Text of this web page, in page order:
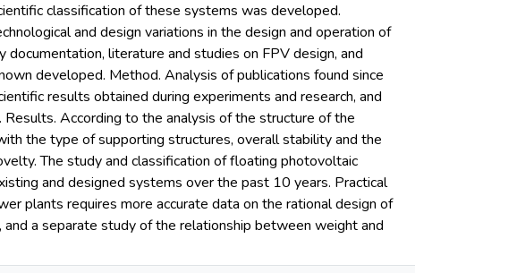
classification of these systems was developed.
and design variations in the design and operation of
literature and studies on FPV design, and
developed. Method. Analysis of publications found since
results obtained during experiments and research, and
According to the analysis of the structure of the
the type of supporting structures, overall stability and the
The study and classification of floating photovoltaic
and designed systems over the past 10 years. Practical
plants requires more accurate data on the rational design of
a separate study of the relationship between weight and